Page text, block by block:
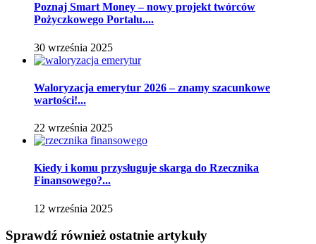
Poznaj Smart Money – nowy projekt twórców
Pożyczkowego Portalu....
30 września 2025
Waloryzacja emerytur 2026 – znamy szacunkowe
wartości!...
22 września 2025
Kiedy i komu przysługuje skarga do Rzecznika
Finansowego?...
12 września 2025
Sprawdź również ostatnie artykuły